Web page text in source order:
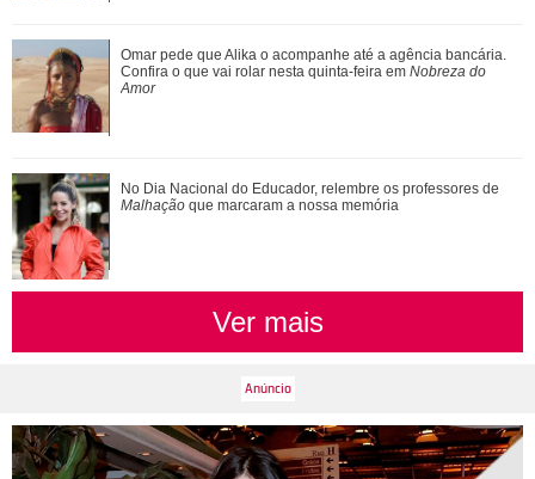
Agrado e Eduarda são prejudicadas pela proximidade com
João Raul. Saiba o que vai acontece...
Omar pede que Alika o acompanhe até a agência bancária.
Confira o que vai rolar nesta quinta-feira em Nobreza do
Amor
No Dia Nacional do Educador, relembre os professores de
Malhação que marcaram a nossa memória
Ver mais